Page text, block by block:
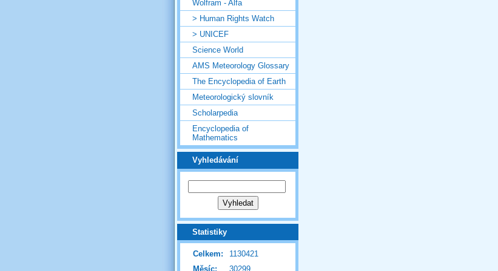
Wolfram - Alfa
> Human Rights Watch
> UNICEF
Science World
AMS Meteorology Glossary
The Encyclopedia of Earth
Meteorologický slovník
Scholarpedia
Encyclopedia of
Mathematics
Vyhledávání
Statistiky
Celkem:
1130421
Měsíc:
30299